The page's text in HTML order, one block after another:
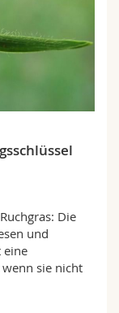
Die
und
eine
sie nicht